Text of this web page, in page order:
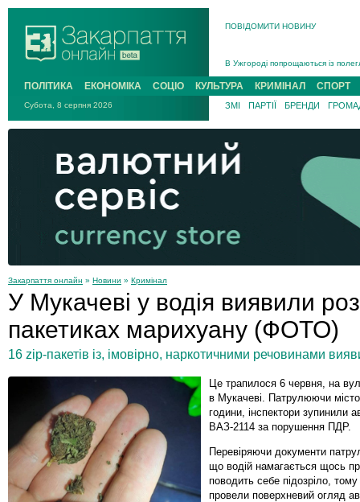
ПОВІДОМИТИ НОВИНУ
Підтвердили загибель
На війні з рф поліг військовий з
ПОЛІТИКА ЕКОНОМІКА СОЦІО КУЛЬТУРА КРИМІНАЛ СПОРТ
Субота, 8 серпня 2026 ЗМІ ПАРТІЇ БРЕНДИ
Закарпаття онлайн » Новини » Кримінал
У Мукачеві у водія виявили
пакетиках марихуану (ФОТО)
16 zip-пакетів із, імовірно, наркотичними речовинами
Це трапилося 6 червня, на
в Мукачеві. Патрулюючи
години, інспектори зупинили
ВАЗ-2114 за порушення ПДР.
Перевіряючи документи
що водій намагається щось
поводить себе підозріло, тому
провели поверхневий огляд